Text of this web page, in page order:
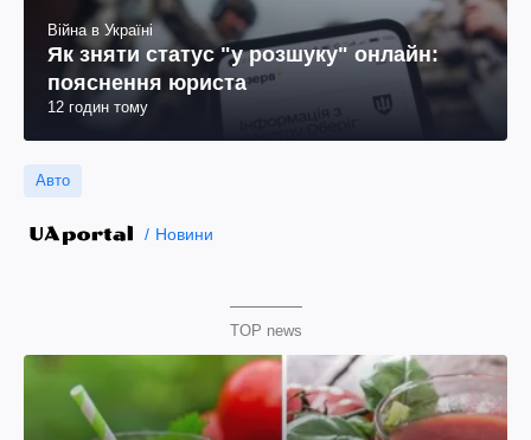
Війна в Україні
Як зняти статус "у розшуку" онлайн:
пояснення юриста
12 годин тому
Авто
Новини
TOP news